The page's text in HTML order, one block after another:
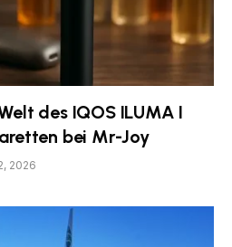
des IQOS ILUMA I
bei Mr-Joy
2026